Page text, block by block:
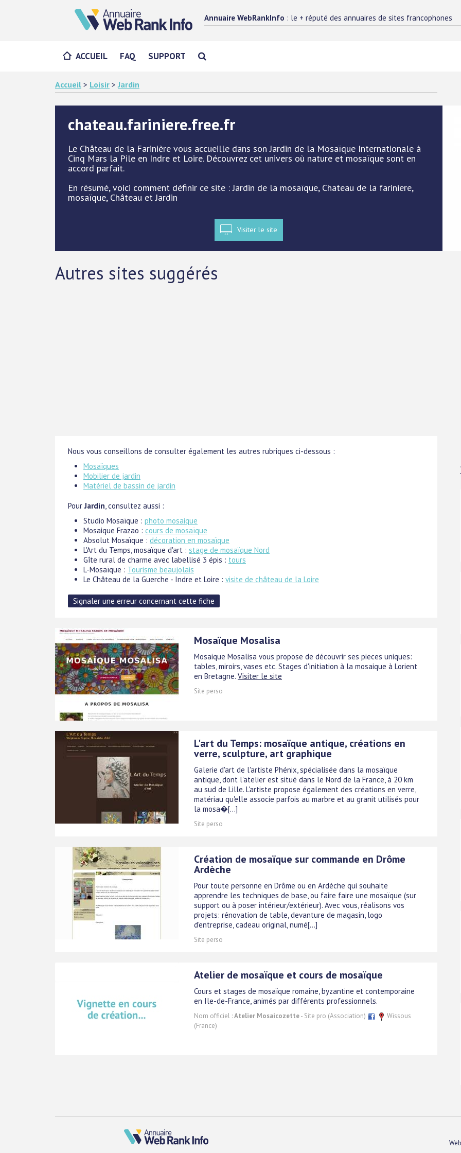
Annuaire WebRankInfo : le + réputé des annuaires de sites francophones
ACCUEIL FAQ SUPPORT
Accueil > Loisir >Jardin
chateau.fariniere.free.fr
Le Château de la Farinière vous accueille dans son Jardin de la Mosaïque Internationale à
Cinq Mars la Pile en Indre et Loire. Découvrez cet univers où nature et mosaïque sont en
accord parfait.
En résumé, voici comment définir ce site : Jardin de la mosaïque, Chateau de la fariniere,
mosaïque, Château et Jardin
Visiter le site
Autres sites suggérés
Nous vous conseillons de consulter également les autres rubriques ci-dessous :
Mosaïques
Mobilier de jardin
Matériel de bassin de jardin
PourJardin, consultez aussi :
Studio Mosaïque : photo mosaique
Mosaique Frazao : cours de mosaïque
Absolut Mosaïque : décoration en mosaïque
L'Art du Temps, mosaïque d'art : stage de mosaïque Nord
Gîte rural de charme avec labellisé 3 épis : tours
L-Mosaïque : Tourisme beaujolais
Le Château de la Guerche - Indre et Loire : visite de château de la Loire
Mosaïque Mosalisa
Mosaique Mosalisa vous propose de découvrir ses pieces uniques:
tables, miroirs, vases etc. Stages d'initiation à la mosaique à Lorient
en Bretagne. Visiter le site
Site perso
L'art du Temps: mosaïque antique, créations en
verre, sculpture, art graphique
Galerie d'art de l'artiste Phénix, spécialisée dans la mosaïque
antique, dont l'atelier est situé dans le Nord de la France, à 20 km
au sud de Lille. L'artiste propose également des créations en verre,
matériau qu'elle associe parfois au marbre et au granit utilisés pour
la mosa�[...]
Site perso
Création de mosaïque sur commande en Drôme
Ardèche
Pour toute personne en Drôme ou en Ardèche qui souhaite
apprendre les techniques de base, ou faire faire une mosaïque (sur
support ou à poser intérieur/extérieur). Avec vous, réalisons vos
projets: rénovation de table, devanture de magasin, logo
d'entreprise, cadeau original, numé[...]
Site perso
Atelier de mosaïque et cours de mosaïque
Cours et stages de mosaïque romaine, byzantine et contemporaine
en Ile-de-France, animés par différents professionnels.
Nom officiel :Atelier Mosaicozette- Site pro (Association)
Wissous
(France)